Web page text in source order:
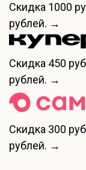
Скидка 1000
рублей. →
Скидка 450
рублей. →
Скидка 300
рублей. →